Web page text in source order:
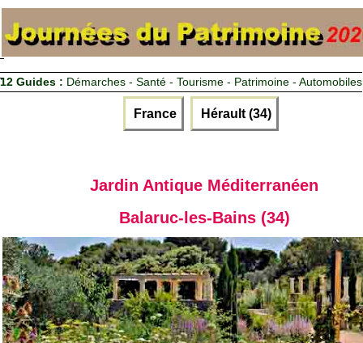
12 Guides : Démarches - Santé - Tourisme - Patrimoine - Automobiles
France Hérault (34)
Jardin Antique Méditerranéen
Balaruc-les-Bains (34)